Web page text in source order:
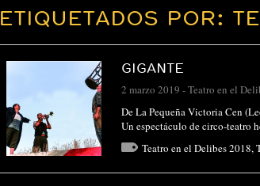
ETIQUETADOS POR:
GIGANTE
2 marzo 2019 -Teatro en el
De La Pequeña Victoria Cen
Un espectáculo de circo-teatro
Teatro en el Delibes 2018,